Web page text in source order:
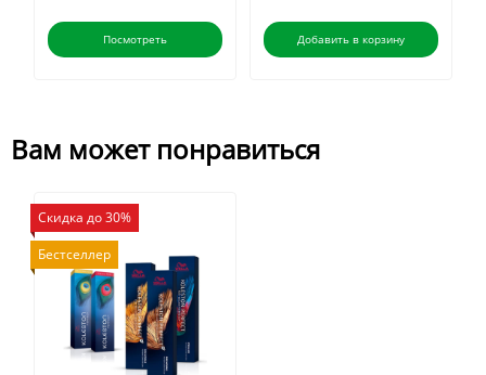
Посмотреть Добавить в корзину
Вам может понравиться
Скидка до 30%
Бестселлер